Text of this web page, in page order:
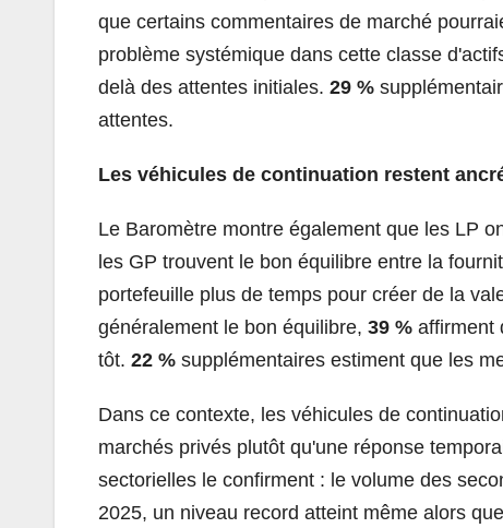
que certains commentaires de marché
problème systémique dans cette classe
delà des attentes initiales. 29 %
attentes.
Les véhicules de continuation restent
Le Baromètre montre également que les LP
les GP trouvent le bon équilibre entre la
portefeuille plus de temps pour créer de la
généralement le bon équilibre, 39 % affirment
tôt. 22 % supplémentaires estiment que les
Dans ce contexte, les véhicules de
marchés privés plutôt qu'une réponse
sectorielles le confirment : le volume des
2025, un niveau record atteint même alors